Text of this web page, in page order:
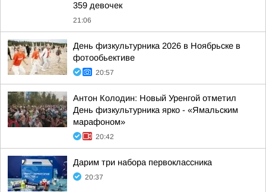
359 девочек
21:06
День физкультурника 2026 в Ноябрьске в
фотообьективе
20:57
Антон Колодин: Новый Уренгой отметил
День физкультурника ярко - «Ямальским
марафоном»
20:42
Дарим три набора первоклассника
20:37